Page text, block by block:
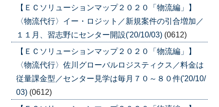
【ＥＣソリューションマップ２０２０「物流編」】
〈物流代行〉イー・ロジット／新規案件の引合増加／
１１月、習志野にセンター開設('20/10/03) (0612)
【ＥＣソリューションマップ２０２０「物流編」】
〈物流代行〉佐川グローバルロジスティクス／料金は
従量課金型／センター見学は毎月７０～８０件('20/10/
03) (0612)